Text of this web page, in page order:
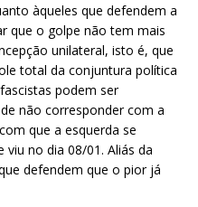
àqueles que defendem a
que o golpe não tem mais
unilateral, isto é, que
total da conjuntura política
podem ser
não corresponder com a
que a esquerda se
no dia 08/01. Aliás da
defendem que o pior já